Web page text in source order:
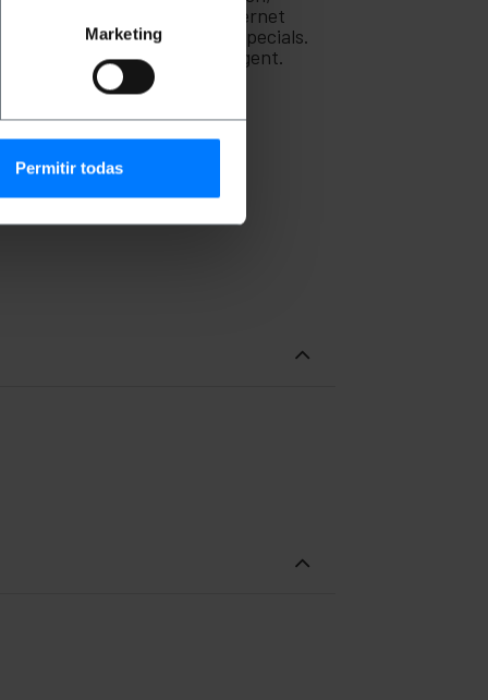
Marketing
Permitir todas
requereixi connexió a internet
transmissors de vídeo especials.
amb la normativa més exigent.